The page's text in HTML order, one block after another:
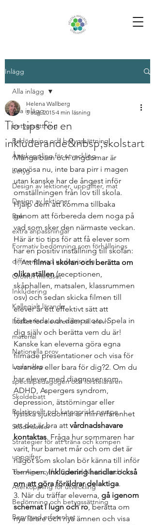
Inlägg
Alla inlägg
betygssättning
Bedömning och betygssättning
Återkoppling för utveckling
betyg
Design av lektioner, uppgifter, mat
Design av lektioner
Bok
extra anpassningar
Formativ bedömning som förhållnings
differentierad undervisning
Growth mindset
Inkludering
Kollegialt lärande
Istället för elevärenden till elevh
material
Nationella prov
Ledarskap
specialpedagogen och försteläraren
Skoldebatt
Relationellt och kategoriskt perspe
Stödinsatser
Strategier för att träna och kompen
uppgifter
The Agency for Special Needs and In
Återkoppling för utveckling
Bedömning och betygssättning
Beprövad erfarenhet
Alla inlägg
Tio tips för en
inkluderande&nbsp;skolstart
Helena Wallberg
3 aug. 2015 4 min läsning
Många barn och ungdomar är
nervösa nu, inte bara pirr i magen
utan kanske har de ångest inför
omställningen från lov till skola.
Hjälp dem att komma tillbaka
genom att förbereda dem noga på
vad som sker den närmaste veckan.
Här är tio tips för att få elever som
har en positiv inställning till skolan:
1. Att filma i skolan och berätta om
olika ställen (receptionen,
skåphallen, matsalen, klassrummen
osv) och sedan skicka filmen till
elever är ett effektivt sätt att
förbereda och dämpa oro. Spela in
dig själv och berätta vem du är!
Kanske kan eleverna göra egna
filmade presentationer och visa för
varandra eller bara för dig?2. Om du
har elever med diagnoser som
ADHD, Aspergers syndrom,
depression, ätstörningar eller
fysiska sjukdomar är min erfarenhet
att det är bra att vårdnadshavare
kontaktas. Fråga hur sommaren har
varit, hur barnet mår och om det är
något som skolan bör känna till inför
terminen. Inkludering handlar också
om att göra föräldrar delaktiga.
3. När du träffar eleverna, gå igenom
schemat i lugn och ro, berätta om
nya lärare och nya ämnen och visa